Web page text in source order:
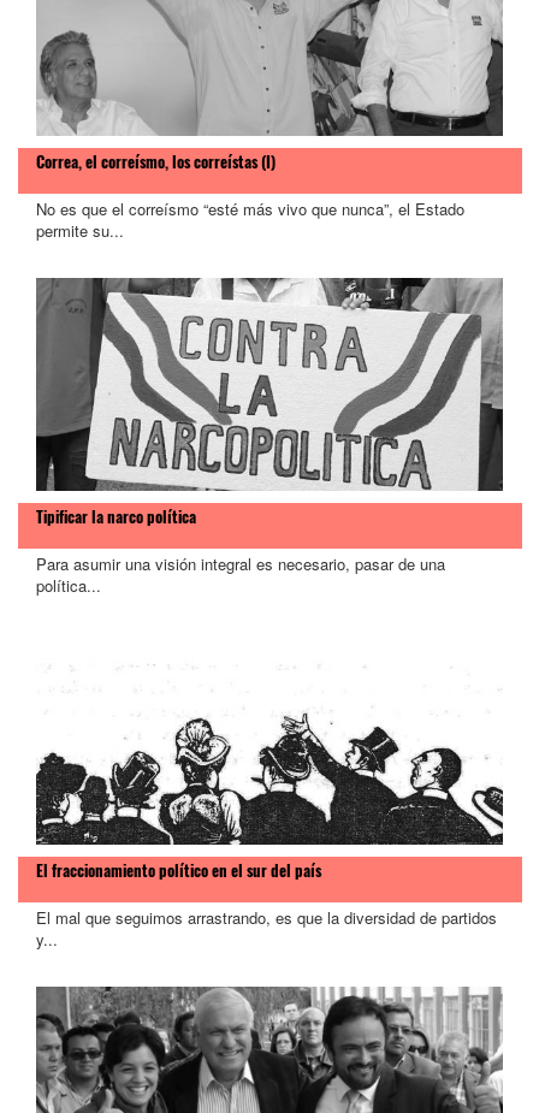
Correa, el correísmo, los correístas (I)
No es que el correísmo “esté más vivo que nunca”, el Estado
permite su...
Tipificar la narco política
Para asumir una visión integral es necesario, pasar de una
política...
El fraccionamiento político en el sur del país
El mal que seguimos arrastrando, es que la diversidad de partidos
y...